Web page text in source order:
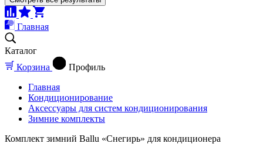
Главная
Каталог
Корзина
Профиль
Главная
Кондиционирование
Аксессуары для систем кондиционирования
Зимние комплекты
Комплект зимний Ballu «Снегирь» для кондиционера